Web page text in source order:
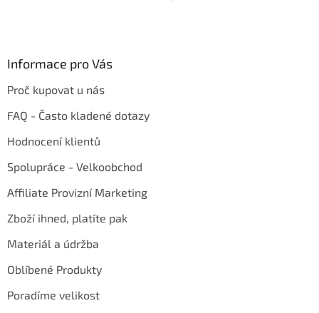
Informace pro Vás
Proč kupovat u nás
FAQ - Často kladené dotazy
Hodnocení klientů
Spolupráce - Velkoobchod
Affiliate Provizní Marketing
Zboží ihned, platíte pak
Materiál a údržba
Oblíbené Produkty
Poradíme velikost